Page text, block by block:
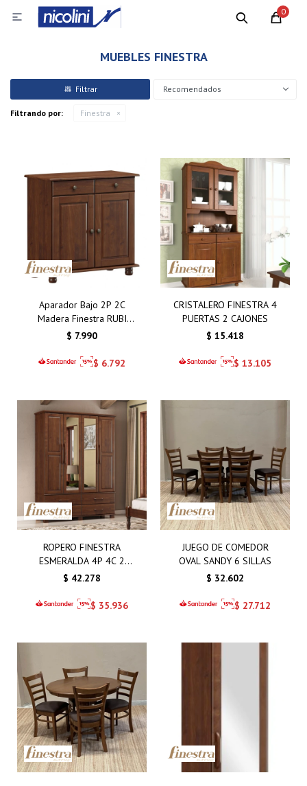
0

MUEBLES FINESTRA
Recomendados
Filtrando por: Finestra
Aparador Bajo 2P 2C
Madera Finestra RUBI
8928W
$ 7.990
$ 6.792
CRISTALERO FINESTRA 4
PUERTAS 2 CAJONES
$ 15.418
$ 13.105
ROPERO FINESTRA
ESMERALDA 4P 4C 2
ESPEJOS
$ 42.278
$ 35.936
JUEGO DE COMEDOR
OVAL SANDY 6 SILLAS
$ 32.602
$ 27.712